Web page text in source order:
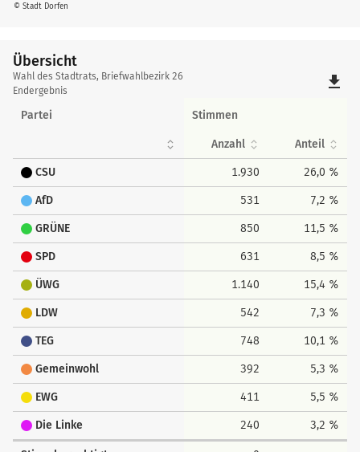
© Stadt Dorfen
Übersicht
Übersicht
Wahl des Stadtrats, Briefwahlbezirk 26
Endergebnis
file_download
Partei Stimmen
Anzahl Anteil
CSU 1.930 26,0 %
AfD 531 7,2 %
GRÜNE 850 11,5 %
SPD 631 8,5 %
ÜWG 1.140 15,4 %
LDW 542 7,3 %
TEG 748 10,1 %
Gemeinwohl 392 5,3 %
EWG 411 5,5 %
Die Linke 240 3,2 %